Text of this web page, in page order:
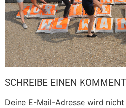
SCHREIBE EINEN
Deine E-Mail-Adresse wird